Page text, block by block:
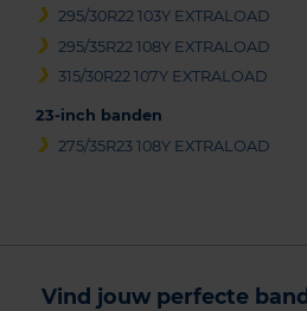
295/30R22 103Y EXTRALOAD
295/35R22 108Y EXTRALOAD
315/30R22 107Y EXTRALOAD
23-inch banden
275/35R23 108Y EXTRALOAD
Vind jouw perfecte band